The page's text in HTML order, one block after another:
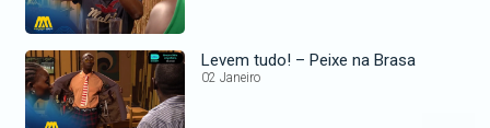
Levem tudo! – Peixe na Brasa
02 Janeiro